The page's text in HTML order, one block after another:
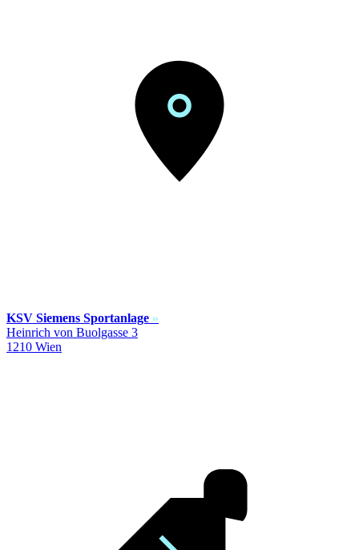
KSV Siemens Sportanlage »
Heinrich von Buolgasse 3
1210 Wien